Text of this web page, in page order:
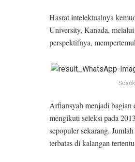
Hasrat intelektualnya
University, Kanada,
perspektifnya,
Arfiansyah menjadi bagian
mengikuti seleksi pada
sepopuler sekarang.
terbatas di kalangan